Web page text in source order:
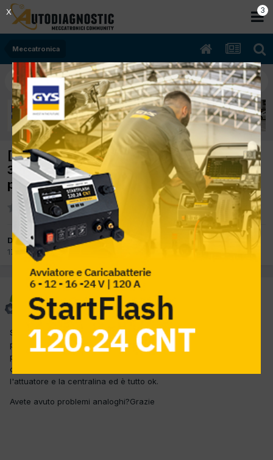
Meccatronica
[Fiat Grande punto 05/2005 1368cc
350a1000 57Kw Benzina] Spia mot. accesa:
p011 e p 0012 plausibilità fase.
Da Roberto Pucci
17 Marzo 2014in
Roberto Pucci
Inviato17 Marzo 2014
Salve a tutti ho in officina questa vettura con gli errori p0011e
p0012,a questa vettura qualche mese fa ho sostituito,per il solito
problema, il variatore di fase con l'attuatore e ho anche ripulito la
coppa olio e la succhierola,ho verificato il cablaggio tra
l'attuatore e la centralina ed è tutto ok.
Avete avuto problemi analoghi?Grazie
2
X